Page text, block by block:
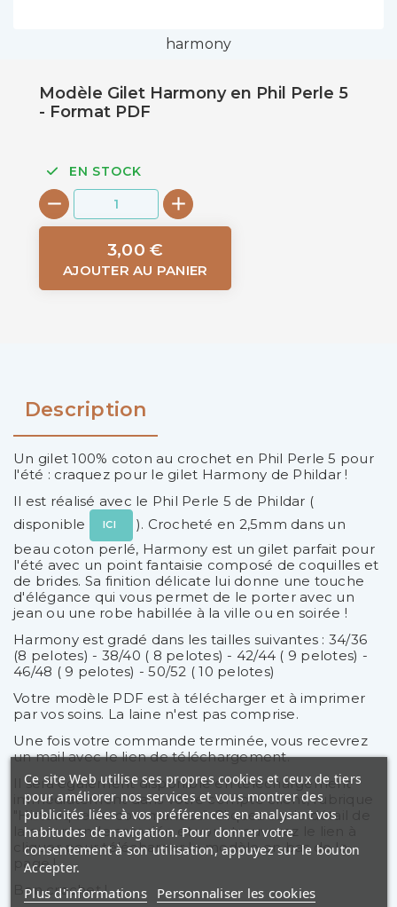
harmony
Modèle Gilet Harmony en Phil Perle 5
- Format PDF
EN STOCK
3,00 €
AJOUTER AU PANIER
Description
Un gilet 100% coton au crochet en Phil Perle 5 pour
l'été : craquez pour le gilet Harmony de Phildar !
Il est réalisé avec le Phil Perle 5 de Phildar (
disponible
ICI
). Crocheté en 2,5mm dans un
beau coton perlé, Harmony est un gilet parfait pour
l'été avec un point fantaisie composé de coquilles et
de brides. Sa finition délicate lui donne une touche
d'élégance qui vous permet de le porter avec un
jean ou une robe habillée à la ville ou en soirée !
Harmony est gradé dans les tailles suivantes : 34/36
(8 pelotes) - 38/40 ( 8 pelotes) - 42/44 ( 9 pelotes) -
46/48 ( 9 pelotes) - 50/52 ( 10 pelotes)
Votre modèle PDF est à télécharger et à imprimer
par vos soins. La laine n'est pas comprise.
Une fois votre commande terminée, vous recevrez
un mail avec le lien de téléchargement.
Il sera également disponible en téléchargement
immédiatement dans votre compte client, rubrique
"Historique de commandes". Cliquez sur le détail de
la commande associée et vous trouverez le lien à
cliquer pour télécharger le modèle en bas de la
page !
Bon crochet !
Ce site Web utilise ses propres cookies et ceux de tiers
pour améliorer nos services et vous montrer des
publicités liées à vos préférences en analysant vos
habitudes de navigation. Pour donner votre
consentement à son utilisation, appuyez sur le bouton
Accepter.
Plus d'informations Personnaliser les cookies